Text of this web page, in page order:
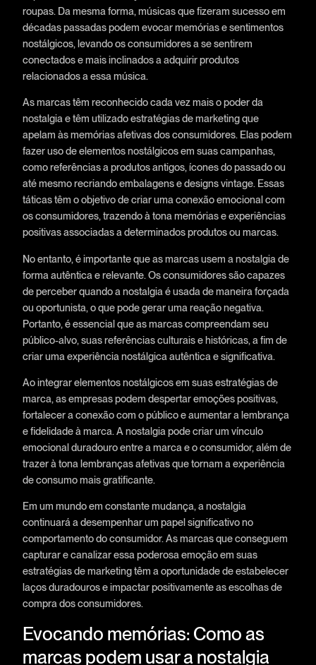
roupas. Da mesma forma, músicas que fizeram sucesso em
décadas passadas podem evocar memórias e sentimentos
nostálgicos, levando os consumidores a se sentirem
conectados e mais inclinados a adquirir produtos
relacionados a essa música.
As marcas têm reconhecido cada vez mais o poder da
nostalgia e têm utilizado estratégias de marketing que
apelam às memórias afetivas dos consumidores. Elas podem
fazer uso de elementos nostálgicos em suas campanhas,
como referências a produtos antigos, ícones do passado ou
até mesmo recriando embalagens e designs vintage. Essas
táticas têm o objetivo de criar uma conexão emocional com
os consumidores, trazendo à tona memórias e experiências
positivas associadas a determinados produtos ou marcas.
No entanto, é importante que as marcas usem a nostalgia de
forma autêntica e relevante. Os consumidores são capazes
de perceber quando a nostalgia é usada de maneira forçada
ou oportunista, o que pode gerar uma reação negativa.
Portanto, é essencial que as marcas compreendam seu
público-alvo, suas referências culturais e históricas, a fim de
criar uma experiência nostálgica autêntica e significativa.
Ao integrar elementos nostálgicos em suas estratégias de
marca, as empresas podem despertar emoções positivas,
fortalecer a conexão com o público e aumentar a lembrança
e fidelidade à marca. A nostalgia pode criar um vínculo
emocional duradouro entre a marca e o consumidor, além de
trazer à tona lembranças afetivas que tornam a experiência
de consumo mais gratificante.
Em um mundo em constante mudança, a nostalgia
continuará a desempenhar um papel significativo no
comportamento do consumidor. As marcas que conseguem
capturar e canalizar essa poderosa emoção em suas
estratégias de marketing têm a oportunidade de estabelecer
laços duradouros e impactar positivamente as escolhas de
compra dos consumidores.
Evocando memórias: Como as
marcas podem usar a nostalgia